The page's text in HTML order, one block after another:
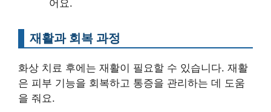
어요.
재활과 회복 과정
화상 치료 후에는 재활이 필요할 수 있습니다. 재활
은 피부 기능을 회복하고 통증을 관리하는 데 도움
을 줘요.